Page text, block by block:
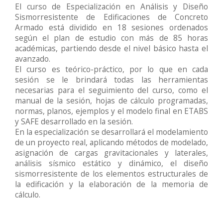
El curso de Especialización en Análisis y Diseño
Sismorresistente de Edificaciones de Concreto
Armado está dividido en 18 sesiones ordenados
según el plan de estudio con más de 85 horas
académicas, partiendo desde el nivel básico hasta el
avanzado.
El curso es teórico-práctico, por lo que en cada
sesión se le brindará todas las herramientas
necesarias para el seguimiento del curso, como el
manual de la sesión, hojas de cálculo programadas,
normas, planos, ejemplos y el modelo final en ETABS
y SAFE desarrollado en la sesión.
En la especialización se desarrollará el modelamiento
de un proyecto real, aplicando métodos de modelado,
asignación de cargas gravitacionales y laterales,
análisis sísmico estático y dinámico, el diseño
sismorresistente de los elementos estructurales de
la edificación y la elaboración de la memoria de
cálculo.